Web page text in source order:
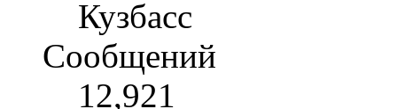
Кузбасс
Сообщений
12,921